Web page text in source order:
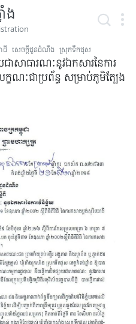
ង
ដី សេចក្តីជូនដំណឹង ស្រុកទឹកផុស
សាធារណៈនូវឯកសារនៃការ
ក្ខណៈជាប្រព័ន្ធ សម្រាប់ភូមិត្បែង